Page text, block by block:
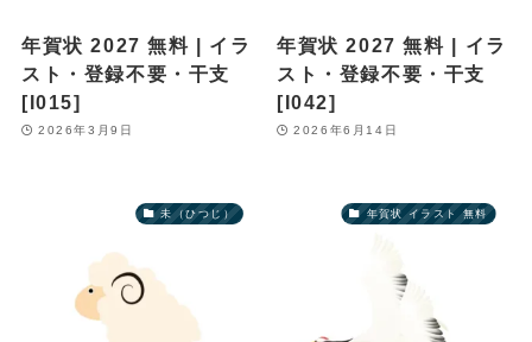
年賀状 2027 無料 | イラ
スト・登録不要・干支
[I015]
2026年3月9日
年賀状 2027 無料 | イラ
スト・登録不要・干支
[I042]
2026年6月14日
未（ひつじ） 年賀状 イラスト 無料